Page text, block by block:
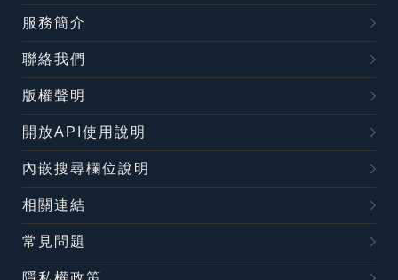
服務簡介
聯絡我們
版權聲明
開放API使用說明
內嵌搜尋欄位說明
相關連結
常見問題